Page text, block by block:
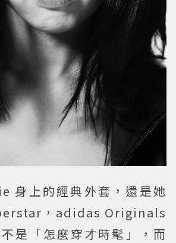
身上的經典外套，還是她
，adidas Originals
是「怎麼穿才時髦」，而